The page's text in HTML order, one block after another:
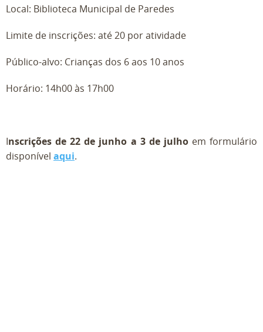
Local: Biblioteca Municipal de Paredes
Limite de inscrições: até 20 por atividade
Público-alvo: Crianças dos 6 aos 10 anos
Horário: 14h00 às 17h00
Inscrições de 22 de junho a 3 de julhoem formulário
disponível aqui.